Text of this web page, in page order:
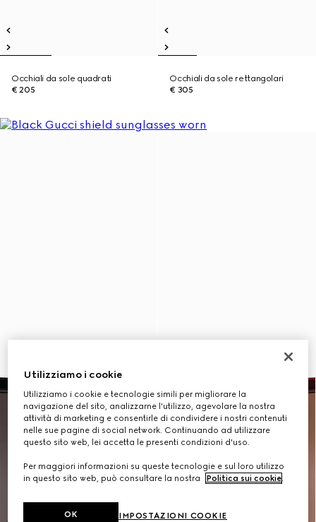
Occhiali da sole quadrati
€ 205
Occhiali da sole rettangolari
€ 305
Utilizziamo i cookie
Utilizziamo i cookie e tecnologie simili per migliorare la
navigazione del sito, analizzarne l'utilizzo, agevolare la nostra
attività di marketing e consentirle di condividere i nostri contenuti
nelle sue pagine di social network. Continuando ad utilizzare
questo sito web, lei accetta le presenti condizioni d'uso.
Per maggiori informazioni su queste tecnologie e sul loro utilizzo
in questo sito web, può consultare la nostra
Politica sui cookie.
IMPOSTAZIONI COOKIE
OK